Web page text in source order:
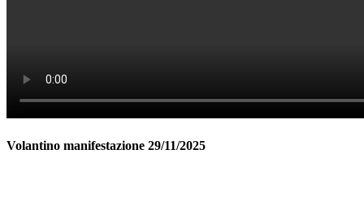
Volantino manifestazione 29/11/2025